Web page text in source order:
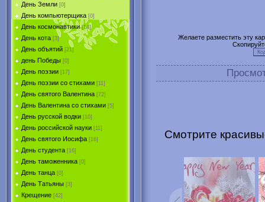
День Земли [0]
День компьютерщика [0]
День космонавтики [14]
День кота [3]
День объятий [21]
день Победы [0]
День поэзии [17]
День поэзии со стихами [11]
День святого Валентина [72]
День Валентина со стихами [5]
День русской водки [10]
День российской науки [11]
День святого Иосифа [16]
День студента [16]
День таможенника [0]
День танца [0]
День Татьяны [3]
Крещение [42]
Желаете разместить эту
Смотрите